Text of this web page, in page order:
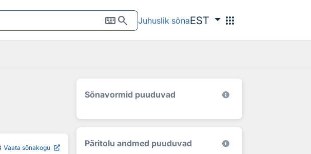
keyboardsearch Juhuslik sõnaEST apps
Vaata sõnakogu
Sõnavormid puuduvad
Päritolu andmed puuduvad